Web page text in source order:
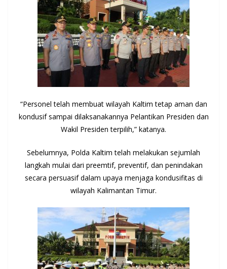
“Personel telah membuat wilayah Kaltim tetap aman dan
kondusif sampai dilaksanakannya Pelantikan Presiden dan
Wakil Presiden terpilih,” katanya.
Sebelumnya, Polda Kaltim telah melakukan sejumlah
langkah mulai dari preemtif, preventif, dan penindakan
secara persuasif dalam upaya menjaga kondusifitas di
wilayah Kalimantan Timur.